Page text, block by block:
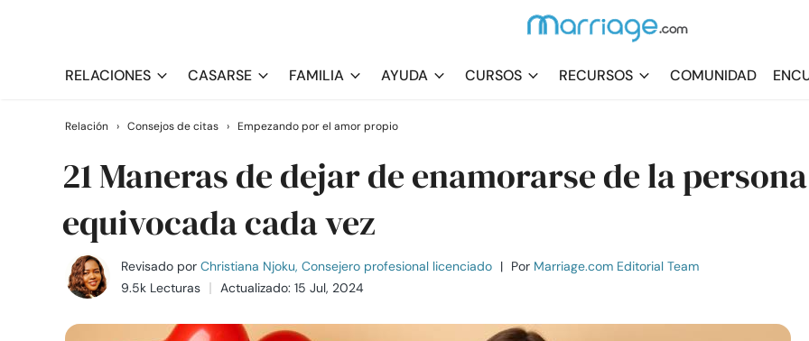
RELACIONES CASARSE FAMILIA AYUDA CURSOS RECURSOS COMUNIDAD
Relación › Consejos de citas › Empezando por el amor propio
21 Maneras de dejar de enamorarse de la persona
equivocada cada vez
Revisado por Christiana Njoku, Consejero profesional licenciado | Por Marriage.com Editorial Team
9.5k Lecturas
Actualizado: 15 Jul, 2024